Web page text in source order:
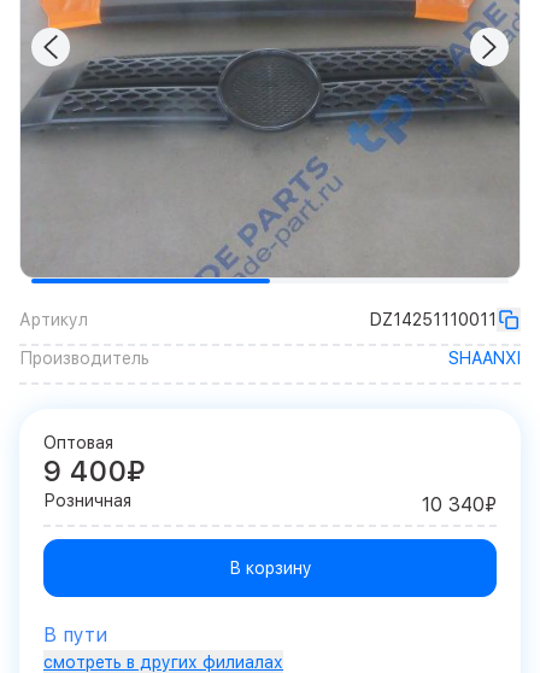
Артикул
DZ14251110011
Производитель
SHAANXI
Оптовая
9 400₽
Розничная 10 340₽
В корзину
В пути
смотреть в других филиалах